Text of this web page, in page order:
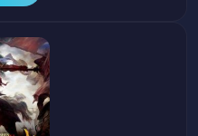
для монстров
для монстров